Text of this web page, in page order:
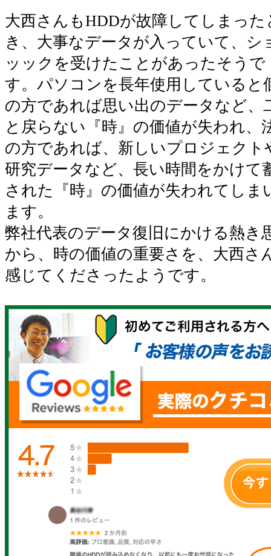
大西さんもHDDが故障してしまった
き、大事なデータが入っていて、シ
ッックを受けたことがあったそうで
す。パソコンを長年使用していると
の方であれば思い出のデータなど、
と戻らない『時』の価値が失われ、
の方であれば、新しいプロジェクト
研究データなど、長い時間をかけて
された『時』の価値が失われてしま
ます。
弊社代表のデータ復旧にかける熱き
から、時の価値の重要さを、大西さ
感じてくださったようです。